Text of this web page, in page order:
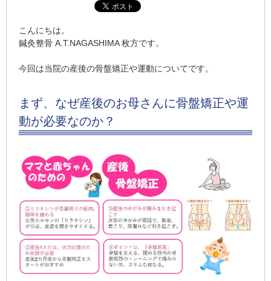
こんにちは。
鍼灸整骨 A.T.NAGASHIMA 枚方です。
今回は当院の産後の骨盤矯正や運動についてです。
まず、なぜ産後のお母さんに骨盤矯正や運
動が必要なのか？